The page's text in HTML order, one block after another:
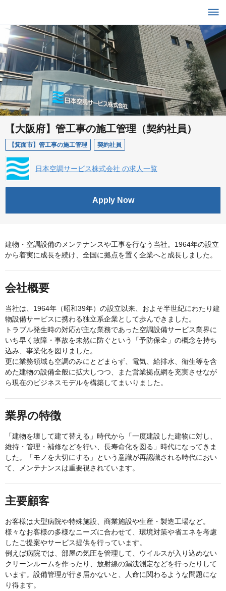
【大阪府】管工事の施工管理（契約社員）
【箕面市】管工事の施工管理 契約社員
日本空調サービス株式会社 の求人一覧
Apply Now
建物・空調設備のメンテナンスや工事を行なう当社。1964年の設立
から着実に成長を続け、全国に拠点を置く企業へと成長しました。
会社概要
当社は、1964年（昭和39年）の設立以来、およそ半世紀にわたり建
物設備サービスに携わる独立系企業として歩んできました。
トラブル発生時の対応が主な業務であった空調設備サービス業界に
いち早く故障・事故を未然に防ぐという「予防保全」の概念を持ち
込み、事業化を図りました。
更に業務領域も空調のみにとどまらず、電気、給排水、衛生等を含
めた建物の設備全般に拡大しつつ、また営業拠点網を充実させなが
ら現在のビジネスモデルを構築してまいりました。
業界の特徴
「建物を壊して建て替える」時代から「一度建設した建物に対し、
維持・管理・補修などを行い、長寿命化を図る」時代になってきま
した。「モノを大切にする」という意識が再認識される時代におい
て、メンテナンスは重要視されています。
主要顧客
お客様は大型病院や特殊施設、商業施設や生産・製造工場など。
様々なお客様の多様なニーズに合わせて、環境対策や省エネを考慮
したご提案やサービス提供を行っています。
例えば病院では、部屋の気圧を管理して、ウイルスが入り込めない
クリーンルームを作ったり、放射線の漏洩測定などを行ったりして
います。設備管理が行き届かないと、人命に関わるような問題にな
り得ます。